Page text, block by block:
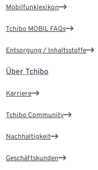
Mobilfunklexikon
Tchibo MOBIL FAQs
Entsorgung / Inhaltsstoffe
Über Tchibo
Karriere
Tchibo Community
Nachhaltigkeit
Geschäftskunden